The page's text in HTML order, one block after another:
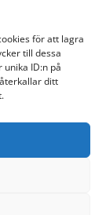
för att lagra
till dessa
ID:n på
ditt